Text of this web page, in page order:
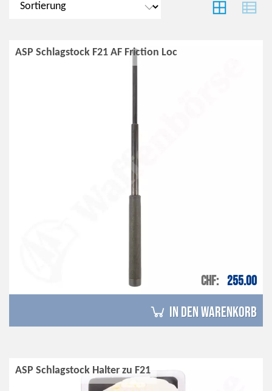
ASP Schlagstock F21 AF Friction Loc
CHF 255.00
in den Warenkorb
ASP Schlagstock Halter zu F21